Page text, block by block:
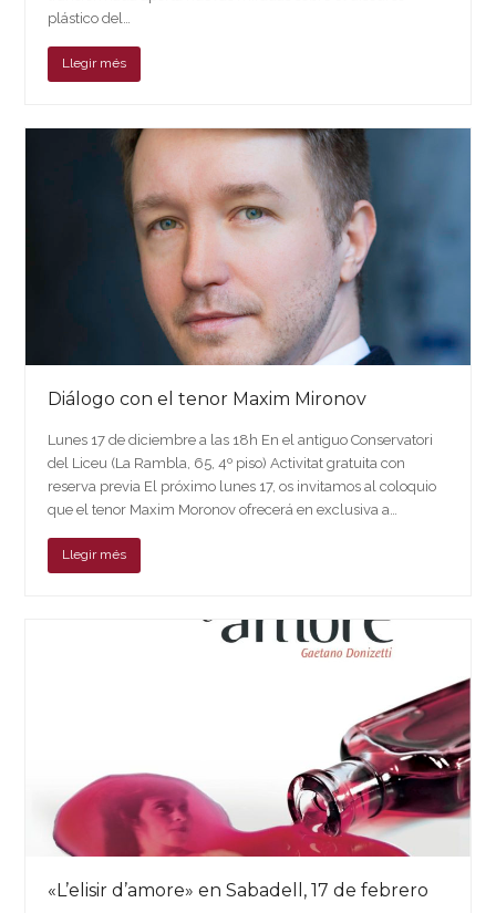
plástico del…
Llegir més
Diálogo con el tenor Maxim Mironov
Lunes 17 de diciembre a las 18h En el antiguo Conservatori
del Liceu (La Rambla, 65, 4º piso) Activitat gratuita con
reserva previa El próximo lunes 17, os invitamos al coloquio
que el tenor Maxim Moronov ofrecerá en exclusiva a…
Llegir més
«L’elisir d’amore» en Sabadell, 17 de febrero